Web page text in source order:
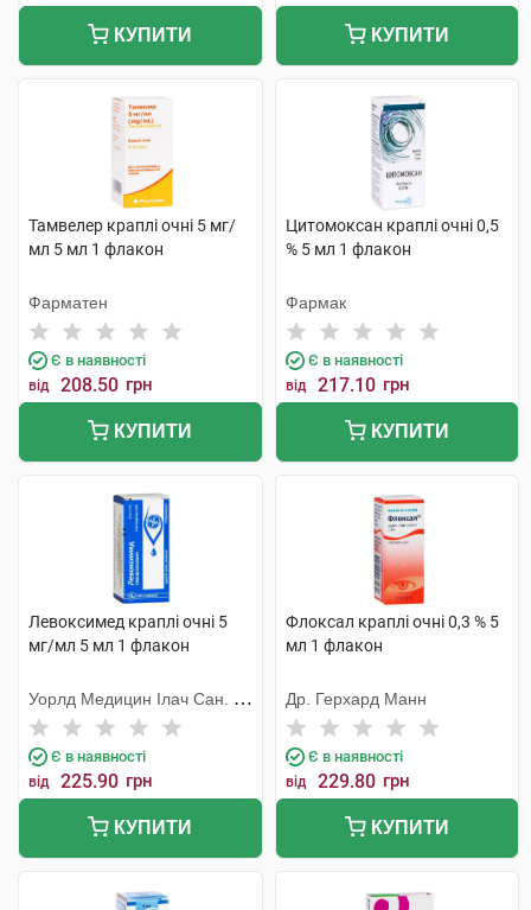
КУПИТИ КУПИТИ
Тамвелер краплі очні 5 мг/
мл 5 мл 1 флакон
Фарматен
Є в наявності
від 208.50 грн
КУПИТИ
Цитомоксан краплі очні 0,5
% 5 мл 1 флакон
Фармак
Є в наявності
від 217.10 грн
КУПИТИ
Левоксимед краплі очні 5
мг/мл 5 мл 1 флакон
Уорлд Медицин Ілач Сан. Ве
Тідж
Є в наявності
від 225.90 грн
КУПИТИ
Флоксал краплі очні 0,3 % 5
мл 1 флакон
Др. Герхард Манн
Є в наявності
від 229.80 грн
КУПИТИ